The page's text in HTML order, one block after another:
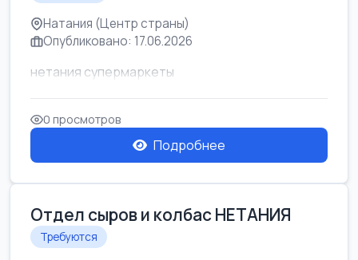
Натания (Центр страны)
Опубликовано: 17.06.2026
нетания супермаркеты
0 просмотров
Подробнее
Отдел сыров и колбас НЕТАНИЯ
Требуются